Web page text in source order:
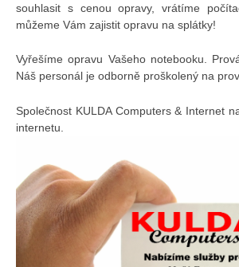
souhlasit s cenou opravy, vrátíme
můžeme Vám zajistit opravu na splátky!
Vyřešíme opravu Vašeho notebooku.
Náš personál je odborně proškolený na
Společnost KULDA Computers & Internet
internetu.